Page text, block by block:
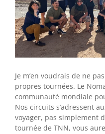
Je m’en voudrais de ne
propres tournées. Le
communauté mondiale
Nos circuits s’adressent
voyager, pas simplement
tournée de TNN, vous